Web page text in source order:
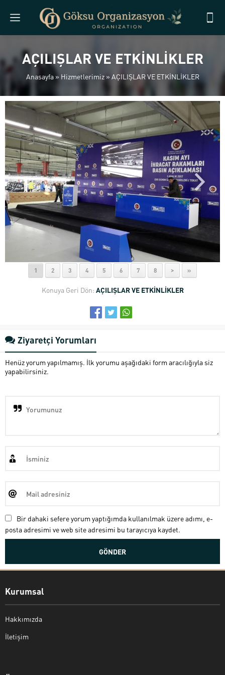
AÇILIŞLAR VE ETKİNLİKLER
Anasayfa» Hizmetlerimiz» AÇILIŞLAR VE ETKİNLİKLER
1 2 3 4 5 6 7 8 > »
Konuya Geri Dön: AÇILIŞLAR VE ETKİNLİKLER
Ziyaretçi Yorumları
Henüz yorum yapılmamış. İlk yorumu aşağıdaki form aracılığıyla siz
yapabilirsiniz.
Bir dahaki sefere yorum yaptığımda kullanılmak üzere adımı, e-
posta adresimi ve web site adresimi bu tarayıcıya kaydet.
Kurumsal
Hakkımızda
İletişim